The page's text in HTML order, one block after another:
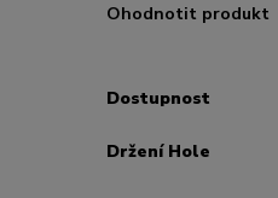
Ohodnotit produkt
Dostupnost
Držení Hole